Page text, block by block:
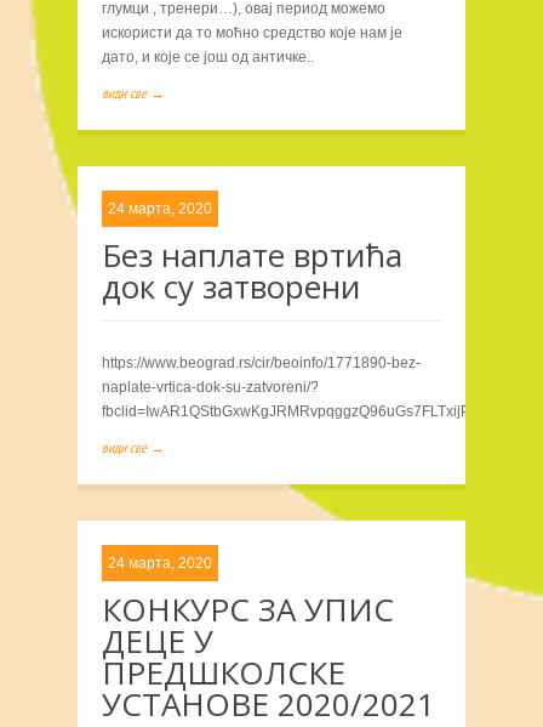
глумци , тренери…), овај период можемо
искористи да то моћно средство које нам је
дато, и које се још од античке..
види све →
24 марта, 2020
Без наплате вртића
док су затворени
https://www.beograd.rs/cir/beoinfo/1771890-bez-
naplate-vrtica-dok-su-zatvoreni/?
види све →
24 марта, 2020
КОНКУРС ЗА УПИС
ДЕЦЕ У
ПРЕДШКОЛСКЕ
УСТАНОВЕ 2020/2021